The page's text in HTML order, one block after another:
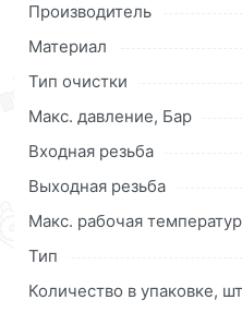
Производитель
Материал
Тип очистки
Макс. давление, Бар
Входная резьба
Выходная резьба
Макс. рабочая
Тип
Количество в упаковке, шт